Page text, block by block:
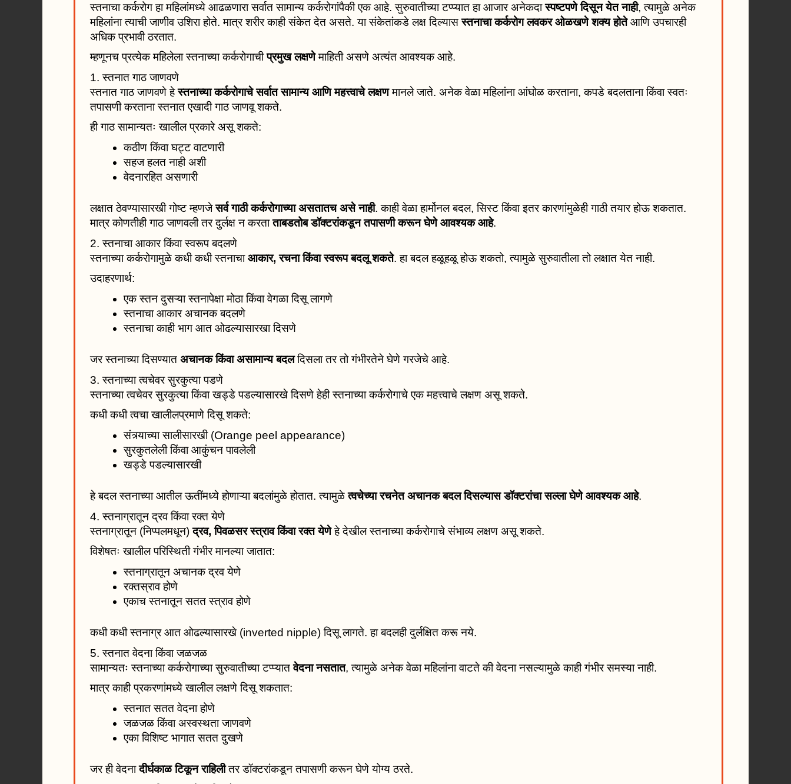
स्तनाचा कर्करोग हा महिलांमध्ये आढळणारा सर्वात सामान्य कर्करोगांपैकी एक आहे. सुरुवातीच्या टप्प्यात हा आजार अनेकदास्पष्टपणे दिसून येत नाही, त्यामुळे अनेक
महिलांना त्याची जाणीव उशिरा होते. मात्र शरीर काही संकेत देत असते. या संकेतांकडे लक्ष दिल्यासस्तनाचा कर्करोग लवकर ओळखणे शक्य होतेआणि उपचारही
अधिक प्रभावी ठरतात.
म्हणूनच प्रत्येक महिलेला स्तनाच्या कर्करोगाचीप्रमुख लक्षणेमाहिती असणे अत्यंत आवश्यक आहे.
1. स्तनात गाठ जाणवणे
स्तनात गाठ जाणवणे हेस्तनाच्या कर्करोगाचे सर्वात सामान्य आणि महत्त्वाचे लक्षणमानले जाते. अनेक वेळा महिलांना आंघोळ करताना, कपडे बदलताना किंवा स्वतः
तपासणी करताना स्तनात एखादी गाठ जाणवू शकते.
ही गाठ सामान्यतः खालील प्रकारे असू शकते:
कठीण किंवा घट्ट वाटणारी
सहज हलत नाही अशी
वेदनारहित असणारी
लक्षात ठेवण्यासारखी गोष्ट म्हणजेसर्व गाठी कर्करोगाच्या असतातच असे नाही. काही वेळा हार्मोनल बदल, सिस्ट किंवा इतर कारणांमुळेही गाठी तयार होऊ शकतात.
मात्र कोणतीही गाठ जाणवली तर दुर्लक्ष न करताताबडतोब डॉक्टरांकडून तपासणी करून घेणे आवश्यक आहे.
2. स्तनाचा आकार किंवा स्वरूप बदलणे
स्तनाच्या कर्करोगामुळे कधी कधी स्तनाचाआकार, रचना किंवा स्वरूप बदलू शकते. हा बदल हळूहळू होऊ शकतो, त्यामुळे सुरुवातीला तो लक्षात येत नाही.
उदाहरणार्थ:
एक स्तन दुसऱ्या स्तनापेक्षा मोठा किंवा वेगळा दिसू लागणे
स्तनाचा आकार अचानक बदलणे
स्तनाचा काही भाग आत ओढल्यासारखा दिसणे
जर स्तनाच्या दिसण्यात अचानक किंवा असामान्य बदलदिसला तर तो गंभीरतेने घेणे गरजेचे आहे.
3. स्तनाच्या त्वचेवर सुरकुत्या पडणे
स्तनाच्या त्वचेवर सुरकुत्या किंवा खड्डे पडल्यासारखे दिसणे हेही स्तनाच्या कर्करोगाचे एक महत्त्वाचे लक्षण असू शकते.
कधी कधी त्वचा खालीलप्रमाणे दिसू शकते:
संत्र्याच्या सालीसारखी (Orange peel appearance)
सुरकुतलेली किंवा आकुंचन पावलेली
खड्डे पडल्यासारखी
हे बदल स्तनाच्या आतील ऊतींमध्ये होणाऱ्या बदलांमुळे होतात. त्यामुळेत्वचेच्या रचनेत अचानक बदल दिसल्यास डॉक्टरांचा सल्ला घेणे आवश्यक आहे.
4. स्तनाग्रातून द्रव किंवा रक्त येणे
स्तनाग्रातून (निप्पलमधून)द्रव, पिवळसर स्त्राव किंवा रक्त येणेहे देखील स्तनाच्या कर्करोगाचे संभाव्य लक्षण असू शकते.
विशेषतः खालील परिस्थिती गंभीर मानल्या जातात:
स्तनाग्रातून अचानक द्रव येणे
रक्तस्राव होणे
एकाच स्तनातून सतत स्त्राव होणे
कधी कधी स्तनाग्र आत ओढल्यासारखे (inverted nipple) दिसू लागते. हा बदलही दुर्लक्षित करू नये.
5. स्तनात वेदना किंवा जळजळ
सामान्यतः स्तनाच्या कर्करोगाच्या सुरुवातीच्या टप्प्यातवेदना नसतात, त्यामुळे अनेक वेळा महिलांना वाटते की वेदना नसल्यामुळे काही गंभीर समस्या नाही.
मात्र काही प्रकरणांमध्ये खालील लक्षणे दिसू शकतात:
स्तनात सतत वेदना होणे
जळजळ किंवा अस्वस्थता जाणवणे
एका विशिष्ट भागात सतत दुखणे
जर ही वेदनादीर्घकाळ टिकून राहिलीतर डॉक्टरांकडून तपासणी करून घेणे योग्य ठरते.